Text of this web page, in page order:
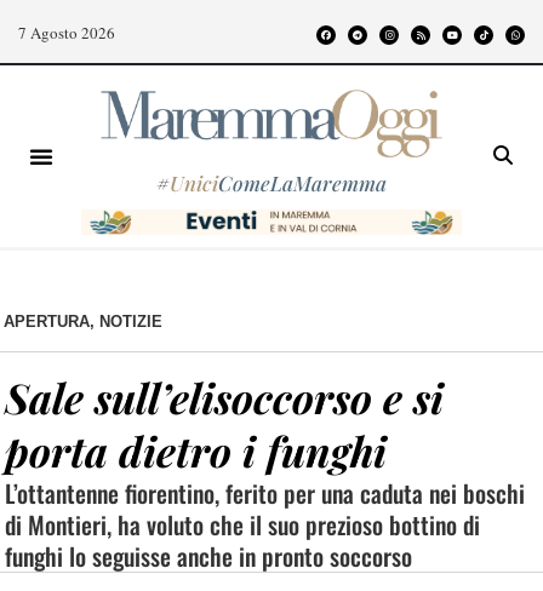
7 Agosto 2026
#UniciComeLaMaremma
APERTURA, NOTIZIE
Sale sull’elisoccorso e si
porta dietro i funghi
L’ottantenne fiorentino, ferito per una caduta nei boschi
di Montieri, ha voluto che il suo prezioso bottino di
funghi lo seguisse anche in pronto soccorso